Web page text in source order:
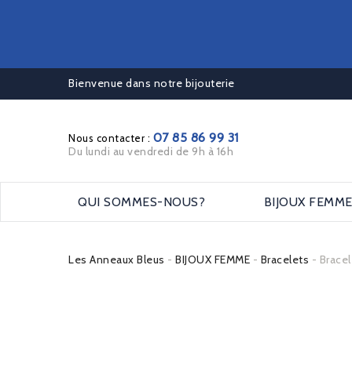
Bienvenue dans notre bijouterie
Nous contacter : 07 85 86 99 31
Du lundi au vendredi de 9h à 16h
QUI SOMMES-NOUS? BIJOUX FEMME
Les Anneaux Bleus BIJOUX FEMME Bracelets